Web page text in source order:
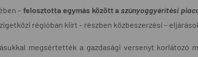
–felosztotta egymás között a szúnyoggyérítési piac
régióban kiírt – részben közbeszerzési –
megsértették a gazdasági versenyt korlátozó